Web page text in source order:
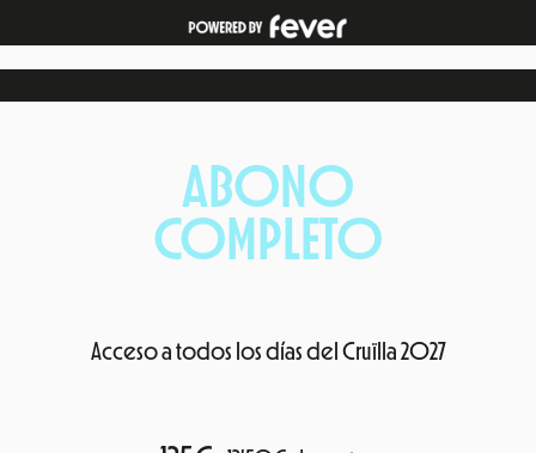
ABON0
COMPLETO
Acceso a todos los días del Cruïlla 2027